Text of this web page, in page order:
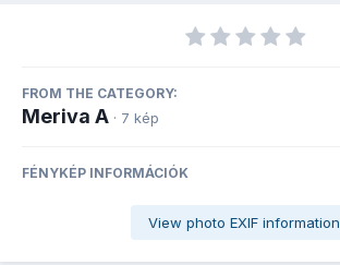
FROM THE CATEGORY:
Meriva A · 7 kép
FÉNYKÉP INFORMÁCIÓK
View photo EXIF information